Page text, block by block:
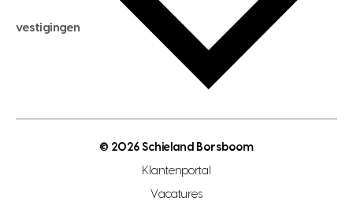
maximale hypotheek berekenen
hypotheek bespaarcheck
gratis zoekprofiel aanmaken
open woningwaarde dag
vestigingen
makelaar regio zoetermeer
© 2026 Schieland Borsboom
Klantenportal
Vacatures